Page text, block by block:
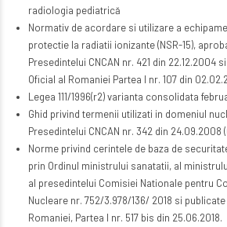
radiologia pediatrică
Normativ de acordare si utilizare a
protectie la radiatii ionizante (NSR-15),
Presedintelui CNCAN nr. 421 din 22.12.2004
Oficial al Romaniei Partea I nr. 107 din
Legea 111/1996(r2) varianta consolidata
Ghid privind termenii utilizati in domeniul
Presedintelui CNCAN nr. 342 din 24.09.2008
Norme privind cerintele de baza de
prin Ordinul ministrului sanatatii, al
al presedintelui Comisiei Nationale pentru
Nucleare nr. 752/3.978/136/ 2018 si
Romaniei, Partea I nr. 517 bis din 25.06.2018.